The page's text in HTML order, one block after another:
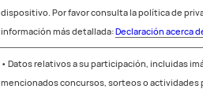
dispositivo. Por favor consulta la política de
información más detallada:Declaración acerca
• Datos relativos a su participación, incluidas
mencionados concursos, sorteos o